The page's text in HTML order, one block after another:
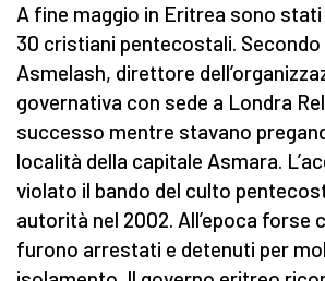
A fine maggio in Eritrea sono
30 cristiani pentecostali. Secondo
Asmelash, direttore
governativa con sede a Londra
successo mentre stavano
località della capitale Asmara.
violato il bando del culto
autorità nel 2002. All’epoca forse
furono arrestati e detenuti per